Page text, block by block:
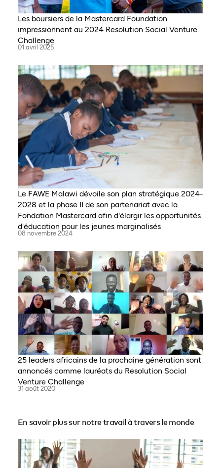
Les boursiers de la Mastercard Foundation
impressionnent au 2024 Resolution Social Venture
Challenge
01 avril 2025
Le FAWE Malawi dévoile son plan stratégique 2024-
2028 et la phase II de son partenariat avec la
Fondation Mastercard afin d'élargir les opportunités
d'éducation pour les jeunes marginalisés
08 novembre 2024
25 leaders africains de la prochaine génération sont
annoncés comme lauréats du Resolution Social
Venture Challenge
31 août 2020
En savoir plus sur notre travail à travers le monde